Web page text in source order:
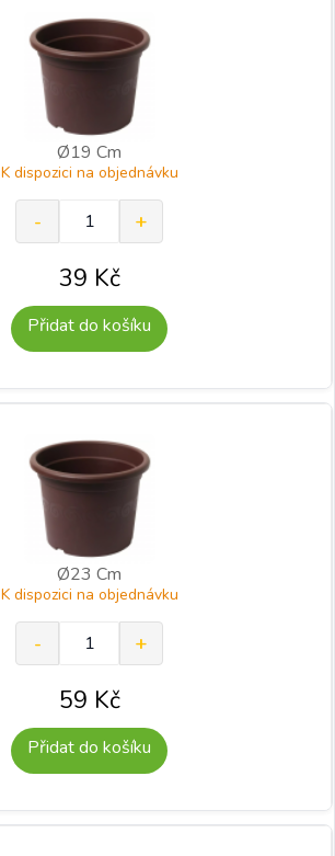
Ø19 Cm
K dispozici na objednávku
39 Kč
Přidat do košíku
Ø23 Cm
K dispozici na objednávku
59 Kč
Přidat do košíku